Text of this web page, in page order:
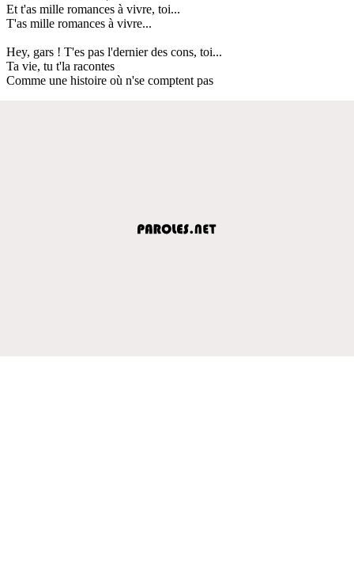
Et t'as mille romances à vivre, toi...
T'as mille romances à vivre...
Hey, gars ! T'es pas l'dernier des cons, toi...
Ta vie, tu t'la racontes
Comme une histoire où n'se comptent pas